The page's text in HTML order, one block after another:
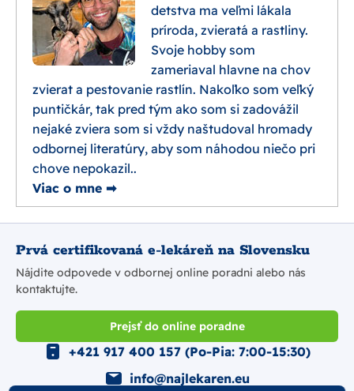
detstva ma veľmi lákala
príroda, zvieratá a rastliny.
Svoje hobby som
zameriaval hlavne na chov
zvierat a pestovanie rastlín. Nakoľko som veľký
puntičkár, tak pred tým ako som si zadovážil
nejaké zviera som si vždy naštudoval hromady
odbornej literatúry, aby som náhodou niečo pri
chove nepokazil..
Viac o mne ➡
Prvá certifikovaná e-lekáreň na Slovensku
Nájdite odpovede v odbornej online poradni alebo nás
kontaktujte.
Prejsť do online poradne
+421 917 400 157 (Po-Pia: 7:00-15:30)
info@najlekaren.eu